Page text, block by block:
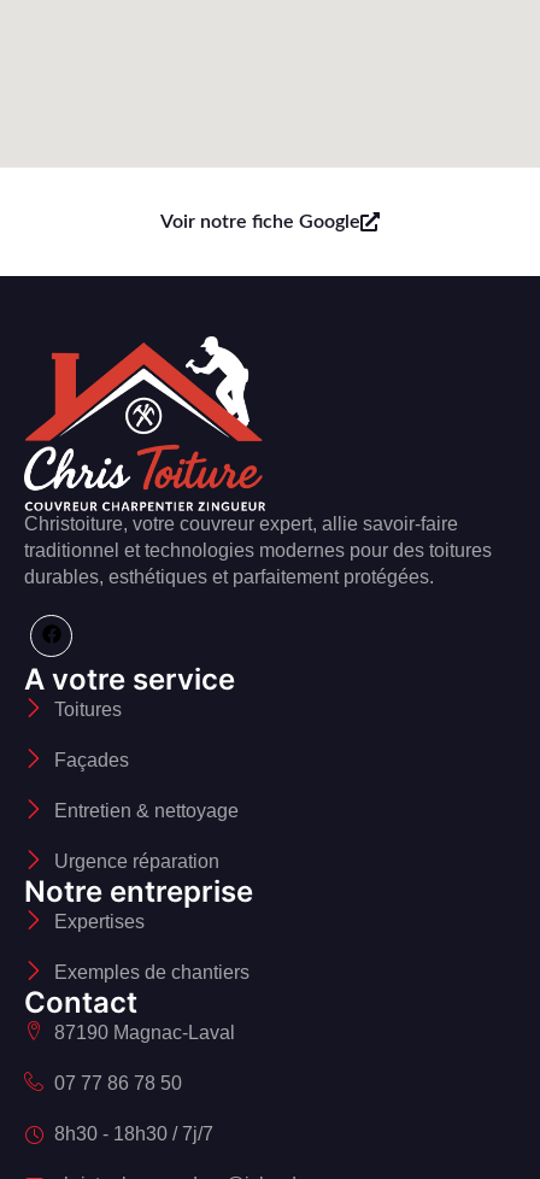
Voir notre fiche Google
Christoiture, votre couvreur expert, allie savoir-faire
traditionnel et technologies modernes pour des toitures
durables, esthétiques et parfaitement protégées.
A votre service
Toitures
Façades
Entretien & nettoyage
Urgence réparation
Notre entreprise
Expertises
Exemples de chantiers
Contact
87190 Magnac-Laval
07 77 86 78 50
8h30 - 18h30 / 7j/7